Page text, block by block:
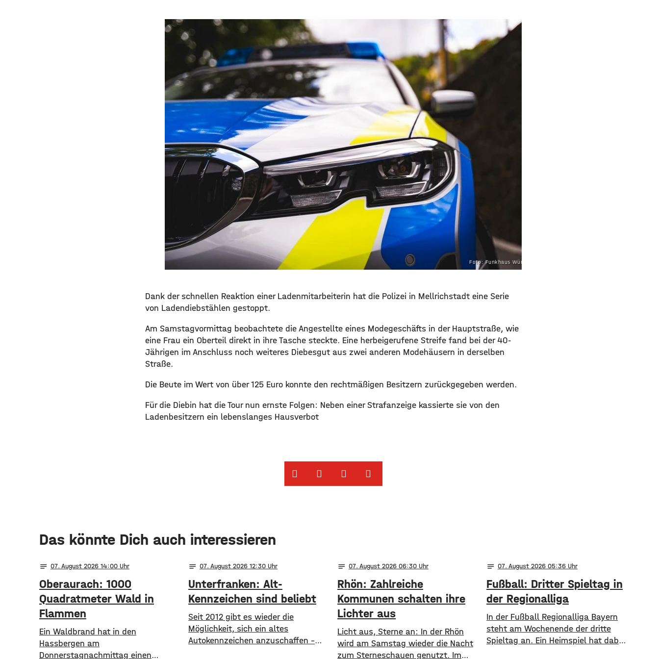
Foto: Funkhaus Würzburg
Dank der schnellen Reaktion einer Ladenmitarbeiterin hat die Polizei in Mellrichstadt eine Serie
von Ladendiebstählen gestoppt.
Am Samstagvormittag beobachtete die Angestellte eines Modegeschäfts in der Hauptstraße, wie
eine Frau ein Oberteil direkt in ihre Tasche steckte. Eine herbeigerufene Streife fand bei der 40-
Jährigen im Anschluss noch weiteres Diebesgut aus zwei anderen Modehäusern in derselben
Straße.
Die Beute im Wert von über 125 Euro konnte den rechtmäßigen Besitzern zurückgegeben werden.
Für die Diebin hat die Tour nun ernste Folgen: Neben einer Strafanzeige kassierte sie von den
Ladenbesitzern ein lebenslanges Hausverbot
Das könnte Dich auch interessieren
notes 07. August 2026 14:00
Oberaurach: 1000
Quadratmeter Wald in
Flammen
Ein Waldbrand hat in den
Hassbergen am
Donnerstagnachmittag einen
notes 07. August 2026 12:30
Unterfranken: Alt-
Kennzeichen sind beliebt
Seit 2012 gibt es wieder die
Möglichkeit, sich ein altes
Autokennzeichen anzuschaffen –
notes 07. August 2026 06:30
Rhön: Zahlreiche
Kommunen schalten ihre
Lichter aus
Licht aus, Sterne an: In der Rhön
wird am Samstag wieder die Nacht
zum Sterneschauen genutzt. Im
notes 07. August 2026 05:36
Fußball: Dritter Spieltag in
der Regionalliga
In der Fußball Regionalliga Bayern
steht am Wochenende der dritte
Spieltag an. Ein Heimspiel hat dabei